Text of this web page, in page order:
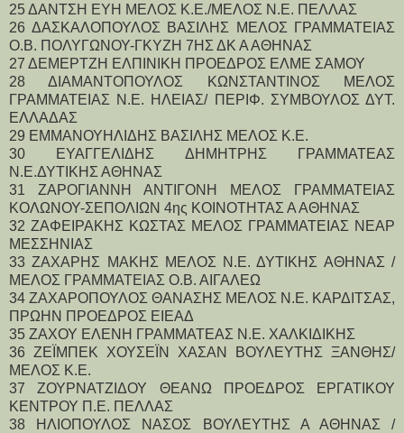
25 ΔΑΝΤΣΗ ΕΥΗ ΜΕΛΟΣ Κ.Ε./ΜΕΛΟΣ Ν.Ε. ΠΕΛΛΑΣ
26 ΔΑΣΚΑΛΟΠΟΥΛΟΣ ΒΑΣΙΛΗΣ ΜΕΛΟΣ ΓΡΑΜΜΑΤΕΙΑΣ
Ο.Β. ΠΟΛΥΓΩΝΟΥ-ΓΚΥΖΗ 7ΗΣ ΔΚ Α ΑΘΗΝΑΣ
27 ΔΕΜΕΡΤΖΗ ΕΛΠΙΝΙΚΗ ΠΡΟΕΔΡΟΣ ΕΛΜΕ ΣΑΜΟΥ
28 ΔΙΑΜΑΝΤΟΠΟΥΛΟΣ ΚΩΝΣΤΑΝΤΙΝΟΣ ΜΕΛΟΣ
ΓΡΑΜΜΑΤΕΙΑΣ Ν.Ε. ΗΛΕΙΑΣ/ ΠΕΡΙΦ. ΣΥΜΒΟΥΛΟΣ ΔΥΤ.
ΕΛΛΑΔΑΣ
29 ΕΜΜΑΝΟΥΗΛΙΔΗΣ ΒΑΣΙΛΗΣ ΜΕΛΟΣ Κ.Ε.
30 ΕΥΑΓΓΕΛΙΔΗΣ ΔΗΜΗΤΡΗΣ ΓΡΑΜΜΑΤΕΑΣ
Ν.Ε.ΔΥΤΙΚΗΣ ΑΘΗΝΑΣ
31 ΖΑΡΟΓΙΑΝΝΗ ΑΝΤΙΓΟΝΗ ΜΕΛΟΣ ΓΡΑΜΜΑΤΕΙΑΣ
ΚΟΛΩΝΟΥ-ΣΕΠΟΛΙΩΝ 4ης ΚΟΙΝΟΤΗΤΑΣ Α ΑΘΗΝΑΣ
32 ΖΑΦΕΙΡΑΚΗΣ ΚΩΣΤΑΣ ΜΕΛΟΣ ΓΡΑΜΜΑΤΕΙΑΣ ΝΕΑΡ
ΜΕΣΣΗΝΙΑΣ
33 ΖΑΧΑΡΗΣ ΜΑΚΗΣ ΜΕΛΟΣ Ν.Ε. ΔΥΤΙΚΗΣ ΑΘΗΝΑΣ /
ΜΕΛΟΣ ΓΡΑΜΜΑΤΕΙΑΣ Ο.Β. ΑΙΓΑΛΕΩ
34 ΖΑΧΑΡΟΠΟΥΛΟΣ ΘΑΝΑΣΗΣ ΜΕΛΟΣ Ν.Ε. ΚΑΡΔΙΤΣΑΣ,
ΠΡΩΗΝ ΠΡΟΕΔΡΟΣ ΕΙΕΑΔ
35 ΖΑΧΟΥ ΕΛΕΝΗ ΓΡΑΜΜΑΤΕΑΣ Ν.Ε. ΧΑΛΚΙΔΙΚΗΣ
36 ΖΕΪΜΠΕΚ ΧΟΥΣΕΪΝ ΧΑΣΑΝ ΒΟΥΛΕΥΤΗΣ ΞΑΝΘΗΣ/
ΜΕΛΟΣ Κ.Ε.
37 ΖΟΥΡΝΑΤΖΙΔΟΥ ΘΕΑΝΩ ΠΡΟΕΔΡΟΣ ΕΡΓΑΤΙΚΟΥ
ΚΕΝΤΡΟΥ Π.Ε. ΠΕΛΛΑΣ
38 ΗΛΙΟΠΟΥΛΟΣ ΝΑΣΟΣ ΒΟΥΛΕΥΤΗΣ Α ΑΘΗΝΑΣ /